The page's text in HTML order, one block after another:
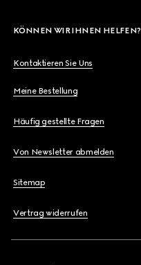
KÖNNEN WIR IHNEN HELFEN?
Kontaktieren Sie Uns
Meine Bestellung
Häufig gestellte Fragen
Von Newsletter abmelden
Sitemap
Vertrag widerrufen